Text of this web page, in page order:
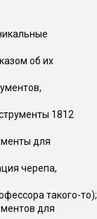
об их
1812
для
черепа,
такого-то);
для